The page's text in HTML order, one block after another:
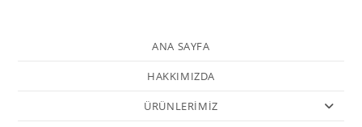
ANA SAYFA
HAKKIMIZDA
ÜRÜNLERİMİZ